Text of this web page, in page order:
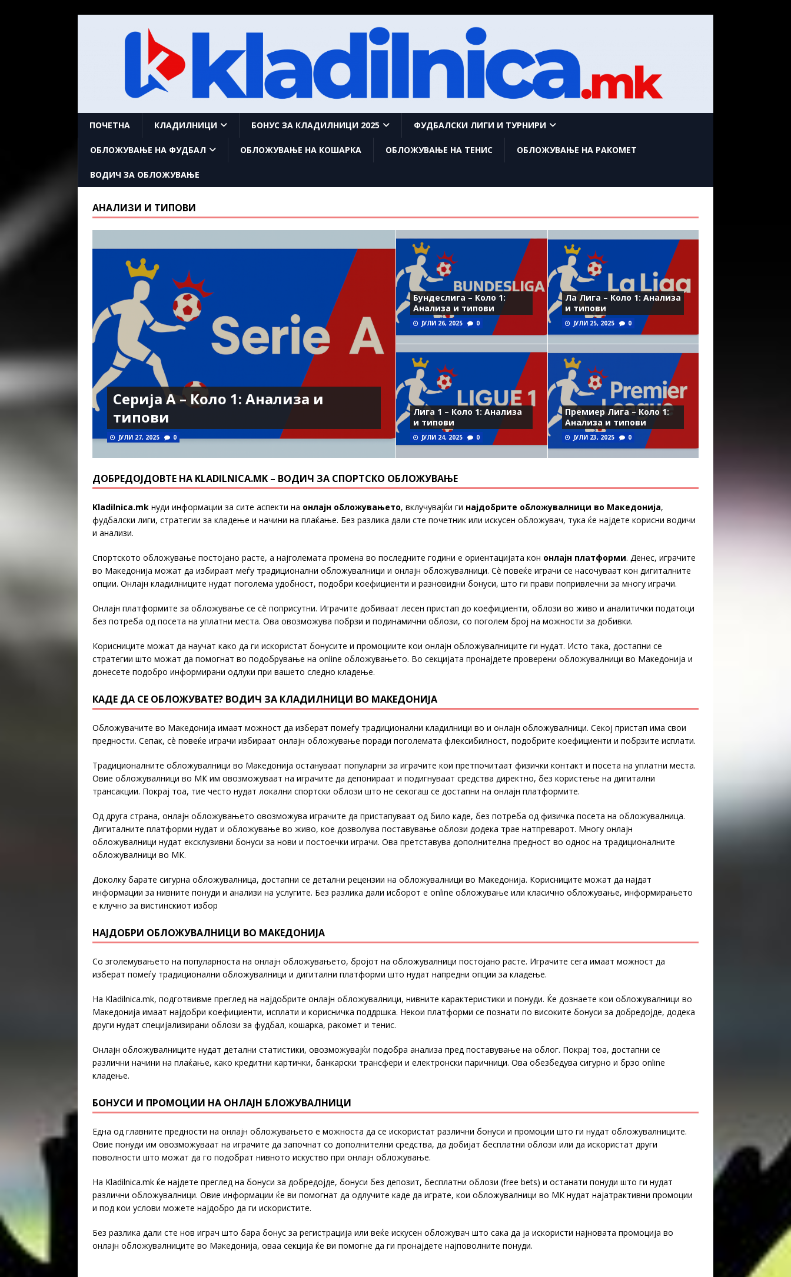
ПОЧЕТНА КЛАДИЛНИЦИ БОНУС ЗА КЛАДИЛНИЦИ 2025 ФУДБАЛСКИ ЛИГИ И ТУРНИРИ
ОБЛОЖУВАЊЕ НА ФУДБАЛ ОБЛОЖУВАЊЕ НА КОШАРКА ОБЛОЖУВАЊЕ НА ТЕНИС ОБЛОЖУВАЊЕ НА РАКОМЕТ
ВОДИЧ ЗА ОБЛОЖУВАЊЕ
АНАЛИЗИ И ТИПОВИ
Серија А – Коло 1: Анализа и
типови
ЈУЛИ 27, 2025 0
Бундеслига – Коло 1:
Анализа и типови
ЈУЛИ 26, 2025 0
Ла Лига – Коло 1: Анализа
и типови
ЈУЛИ 25, 2025 0
Лига 1 – Коло 1: Анализа
и типови
ЈУЛИ 24, 2025 0
Премиер Лига – Коло 1:
Анализа и типови
ЈУЛИ 23, 2025 0
ДОБРЕДОЈДОВТЕ НА KLADILNICA.MK – ВОДИЧ ЗА СПОРТСКО ОБЛОЖУВАЊЕ
Kladilnica.mk нуди информации за сите аспекти на онлајн обложувањето, вклучувајќи ги најдобрите обложувалници во Македонија,
фудбалски лиги, стратегии за кладење и начини на плаќање. Без разлика дали сте почетник или искусен обложувач, тука ќе најдете корисни водичи
и анализи.
Спортското обложување постојано расте, а најголемата промена во последните години е ориентацијата кон онлајн платформи. Денес, играчите
во Македонија можат да избираат меѓу традиционални обложувалници и онлајн обложувалници. Сè повеќе играчи се насочуваат кон дигиталните
опции. Онлајн кладилниците нудат поголема удобност, подобри коефициенти и разновидни бонуси, што ги прави попривлечни за многу играчи.
Онлајн платформите за обложување се сè поприсутни. Играчите добиваат лесен пристап до коефициенти, облози во живо и аналитички податоци
без потреба од посета на уплатни места. Ова овозможува побрзи и подинамични облози, со поголем број на можности за добивки.
Корисниците можат да научат како да ги искористат бонусите и промоциите кои онлајн обложувалниците ги нудат. Исто така, достапни се
стратегии што можат да помогнат во подобрување на online обложувањето. Во секцијата пронајдете проверени обложувалници во Македонија и
донесете подобро информирани одлуки при вашето следно кладење.
КАДЕ ДА СЕ ОБЛОЖУВАТЕ? ВОДИЧ ЗА КЛАДИЛНИЦИ ВО МАКЕДОНИЈА
Обложувачите во Македонија имаат можност да изберат помеѓу традиционални кладилници во и онлајн обложувалници. Секој пристап има свои
предности. Сепак, сè повеќе играчи избираат онлајн обложување поради поголемата флексибилност, подобрите коефициенти и побрзите исплати.
Традиционалните обложувалници во Македонија остануваат популарни за играчите кои претпочитаат физички контакт и посета на уплатни места.
Овие обложувалници во МК им овозможуваат на играчите да депонираат и подигнуваат средства директно, без користење на дигитални
трансакции. Покрај тоа, тие често нудат локални спортски облози што не секогаш се достапни на онлајн платформите.
Од друга страна, онлајн обложувањето овозможува играчите да пристапуваат од било каде, без потреба од физичка посета на обложувалница.
Дигиталните платформи нудат и обложување во живо, кое дозволува поставување облози додека трае натпреварот. Многу онлајн
обложувалници нудат ексклузивни бонуси за нови и постоечки играчи. Ова претставува дополнителна предност во однос на традиционалните
обложувалници во МК.
Доколку барате сигурна обложувалница, достапни се детални рецензии на обложувалници во Македонија. Корисниците можат да најдат
информации за нивните понуди и анализи на услугите. Без разлика дали исборот е online обложување или класично обложување, информирањето
е клучно за вистинскиот избор
НАЈДОБРИ ОБЛОЖУВАЛНИЦИ ВО МАКЕДОНИЈА
Со зголемувањето на популарноста на онлајн обложувањето, бројот на обложувалници постојано расте. Играчите сега имаат можност да
изберат помеѓу традиционални обложувалници и дигитални платформи што нудат напредни опции за кладење.
На Kladilnica.mk, подготвивме преглед на најдобрите онлајн обложувалници, нивните карактеристики и понуди. Ќе дознаете кои обложувалници во
Македонија имаат најдобри коефициенти, исплати и корисничка поддршка. Некои платформи се познати по високите бонуси за добредојде, додека
други нудат специјализирани облози за фудбал, кошарка, ракомет и тенис.
Онлајн обложувалниците нудат детални статистики, овозможувајќи подобра анализа пред поставување на облог. Покрај тоа, достапни се
различни начини на плаќање, како кредитни картички, банкарски трансфери и електронски паричници. Ова обезбедува сигурно и брзо online
кладење.
БОНУСИ И ПРОМОЦИИ НА ОНЛАЈН БЛОЖУВАЛНИЦИ
Една од главните предности на онлајн обложувањето е можноста да се искористат различни бонуси и промоции што ги нудат обложувалниците.
Овие понуди им овозможуваат на играчите да започнат со дополнителни средства, да добијат бесплатни облози или да искористат други
поволности што можат да го подобрат нивното искуство при онлајн обложување.
На Kladilnica.mk ќе најдете преглед на бонуси за добредојде, бонуси без депозит, бесплатни облози (free bets) и останати понуди што ги нудат
различни обложувалници. Овие информации ќе ви помогнат да одлучите каде да играте, кои обложувалници во МК нудат најатрактивни промоции
и под кои услови можете најдобро да ги искористите.
Без разлика дали сте нов играч што бара бонус за регистрација или веќе искусен обложувач што сака да ја искористи најновата промоција во
онлајн обложувалниците во Македонија, оваа секција ќе ви помогне да ги пронајдете најповолните понуди.